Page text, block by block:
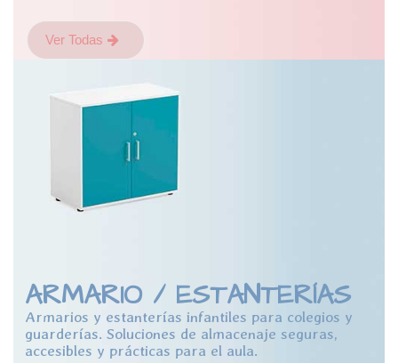
Ver Todas
ARMARIO / ESTANTERÍAS
Armarios y estanterías infantiles para colegios y
guarderías. Soluciones de almacenaje seguras,
accesibles y prácticas para el aula.